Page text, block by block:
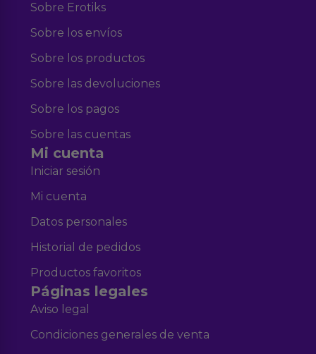
Sobre Erotiks
Sobre los envíos
Sobre los productos
Sobre las devoluciones
Sobre los pagos
Sobre las cuentas
Mi cuenta
Iniciar sesión
Mi cuenta
Datos personales
Historial de pedidos
Productos favoritos
Páginas legales
Aviso legal
Condiciones generales de venta